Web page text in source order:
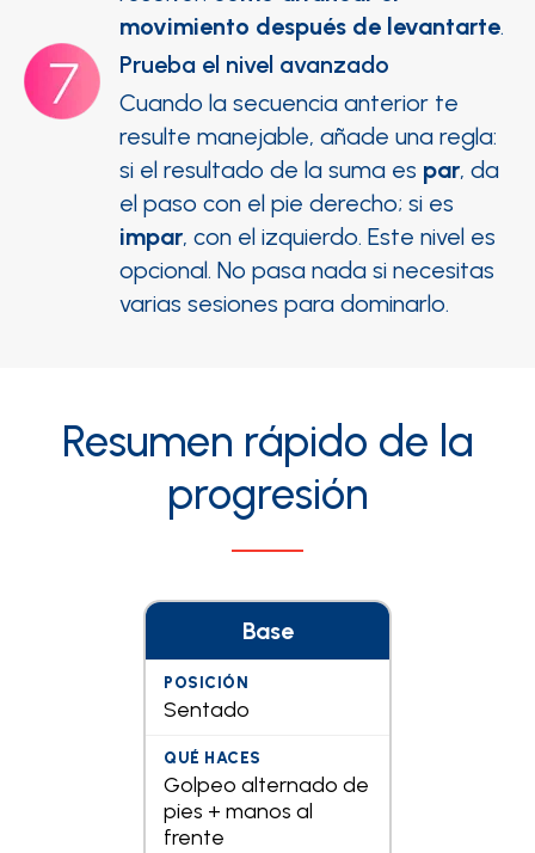
movimiento después de levantarte.
Prueba el nivel avanzado
Cuando la secuencia anterior te
resulte manejable, añade una regla:
si el resultado de la suma es par, da
el paso con el pie derecho; si es
impar, con el izquierdo. Este nivel es
opcional. No pasa nada si necesitas
varias sesiones para dominarlo.
Resumen rápido de la
progresión
Base
Sentado
Golpeo alternado de
pies + manos al
frente